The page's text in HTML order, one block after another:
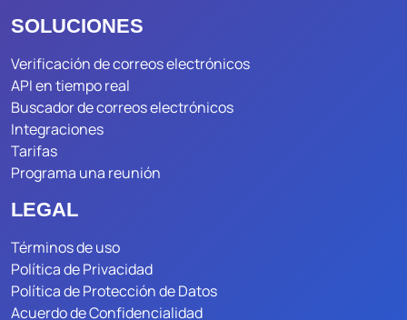
SOLUCIONES
Verificación de correos electrónicos
API en tiempo real
Buscador de correos electrónicos
Integraciones
Tarifas
Programa una reunión
LEGAL
Términos de uso
Política de Privacidad
Política de Protección de Datos
Acuerdo de Confidencialidad